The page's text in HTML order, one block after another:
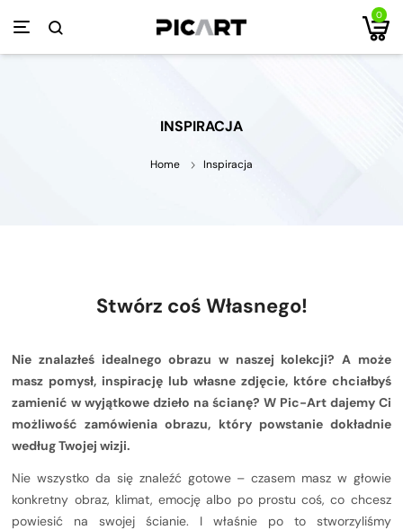
0
INSPIRACJA
Home Inspiracja
Stwórz coś Własnego!
Nie znalazłeś idealnego obrazu w naszej kolekcji? A może
masz pomysł, inspirację lub własne zdjęcie, które chciałbyś
zamienić w wyjątkowe dzieło na ścianę? W Pic-Art dajemy Ci
możliwość zamówienia obrazu, który powstanie dokładnie
według Twojej wizji.
Nie wszystko da się znaleźć gotowe – czasem masz w głowie
konkretny obraz, klimat, emocję albo po prostu coś, co chcesz
powiesić na swojej ścianie. I właśnie po to stworzyliśmy